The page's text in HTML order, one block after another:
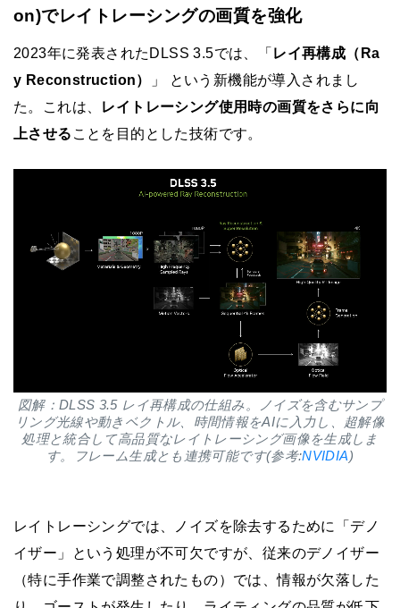
on)でレイトレーシングの画質を強化
2023年に発表されたDLSS 3.5では、「 レイ再構成（Ra
y Reconstruction）
」 という新機能が導入されまし
た。これは、 レイトレーシング使用時の画質をさらに向
上させる ことを目的とした技術です。
図解：DLSS 3.5 レイ再構成の仕組み。ノイズを含むサンプ
リング光線や動きベクトル、時間情報をAIに入力し、超解像
処理と統合して高品質なレイトレーシング画像を生成しま
す。フレーム生成とも連携可能です(参考:NVIDIA)
レイトレーシングでは、ノイズを除去するために「デノ
イザー」という処理が不可欠ですが、従来のデノイザー
（特に手作業で調整されたもの）では、情報が欠落した